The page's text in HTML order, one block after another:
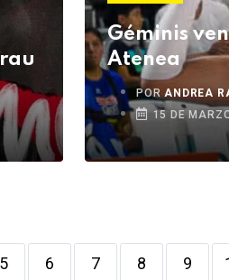
Géminis
Atenea
PORANDREA
15 DE
5 6 7 8 9